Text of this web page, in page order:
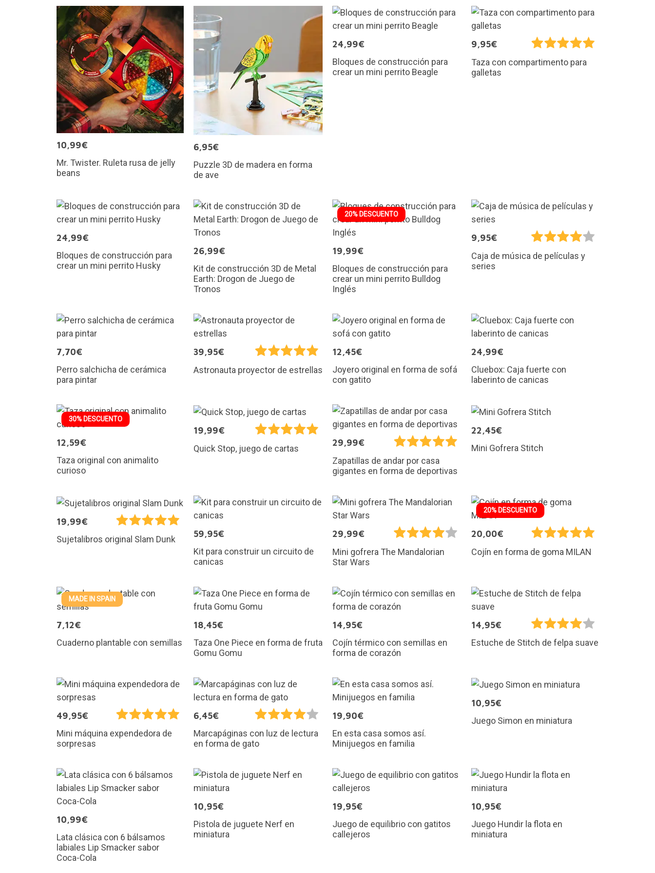
10,99€
Mr. Twister. Ruleta rusa de jelly
beans
6,95€
Puzzle 3D de madera en forma
de ave
24,99€
Bloques de construcción para
crear un mini perrito Beagle
9,95€
Taza con compartimento para
galletas
24,99€
Bloques de construcción para
crear un mini perrito Husky
26,99€
Kit de construcción 3D de Metal
Earth: Drogon de Juego de
Tronos
20% DESCUENTO
19,99€
Bloques de construcción para
crear un mini perrito Bulldog
Inglés
9,95€
Caja de música de películas y
series
7,70€
Perro salchicha de cerámica
para pintar
39,95€
Astronauta proyector de estrellas
12,45€
Joyero original en forma de sofá
con gatito
24,99€
Cluebox: Caja fuerte con
laberinto de canicas
30% DESCUENTO
12,59€
Taza original con animalito
curioso
19,99€
Quick Stop, juego de cartas
29,99€
Zapatillas de andar por casa
gigantes en forma de deportivas
22,45€
Mini Gofrera Stitch
19,99€
Sujetalibros original Slam Dunk
59,95€
Kit para construir un circuito de
canicas
29,99€
Mini gofrera The Mandalorian
Star Wars
20% DESCUENTO
20,00€
Cojín en forma de goma MILAN
MADE IN SPAIN
7,12€
Cuaderno plantable con semillas
18,45€
Taza One Piece en forma de fruta
Gomu Gomu
14,95€
Cojín térmico con semillas en
forma de corazón
14,95€
Estuche de Stitch de felpa suave
49,95€
Mini máquina expendedora de
sorpresas
6,45€
Marcapáginas con luz de lectura
en forma de gato
19,90€
En esta casa somos así.
Minijuegos en familia
10,95€
Juego Simon en miniatura
10,99€
Lata clásica con 6 bálsamos
labiales Lip Smacker sabor
Coca-Cola
10,95€
Pistola de juguete Nerf en
miniatura
19,95€
Juego de equilibrio con gatitos
callejeros
10,95€
Juego Hundir la flota en
miniatura